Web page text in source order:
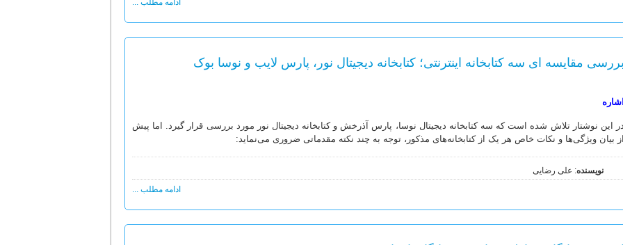
ادامه مطلب ...
بررسی مقایسه ای سه کتابخانه اینترنتی؛ کتابخانه دیجیتال نور، پارس لایب و نوسا بوک
اشاره
در این نوشتار تلاش شده است که سه کتابخانه دیجیتال نوسا، پارس آذرخش و کتابخانه دیجیتال نور مورد بررسی قرار گیرد. اما پیش
از بیان ویژگی‌ها و نکات خاص هر یک از کتابخانه‌های مذکور، توجه به چند نکته مقدماتی ضروری می‌نماید:
نویسنده: علی رضایی
ادامه مطلب ...